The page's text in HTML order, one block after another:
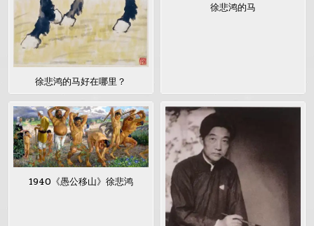
徐悲鸿的马好在哪里？
徐悲鸿的马
1940《愚公移山》徐悲鸿